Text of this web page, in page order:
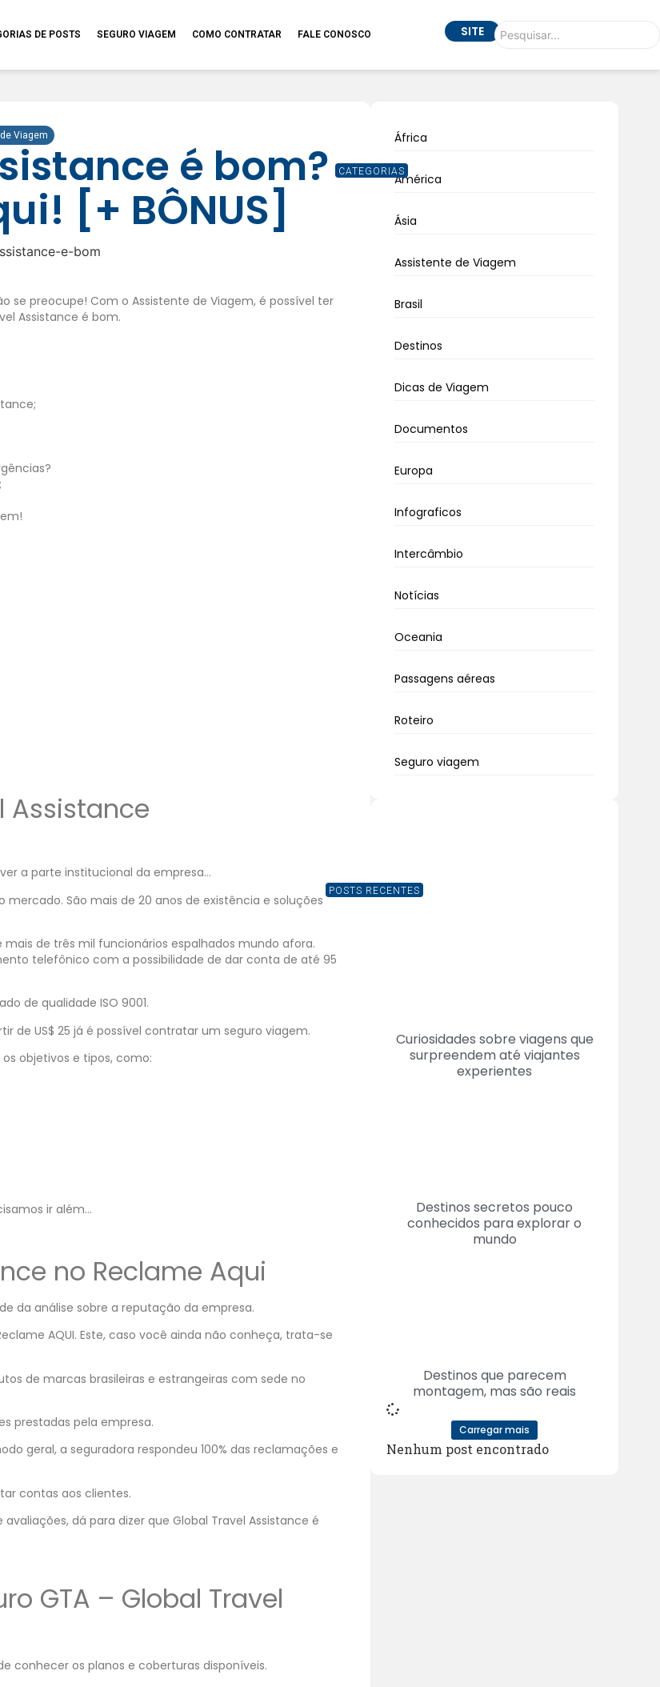
DE POSTS SEGURO VIAGEM COMO CONTRATAR FALE CONOSCO SITE
Viagem
é bom?
[+ BÔNUS]
se preocupe! Com o Assistente de Viagem, é possível ter
Assistance é bom.
Assistance
a parte institucional da empresa…
São mais de 20 anos de existência e soluções
de três mil funcionários espalhados mundo afora.
telefônico com a possibilidade de dar conta de até 95
de qualidade ISO 9001.
de US$ 25 já é possível contratar um seguro viagem.
objetivos e tipos, como:
ir além…
no Reclame Aqui
da análise sobre a reputação da empresa.
AQUI. Este, caso você ainda não conheça, trata-se
de marcas brasileiras e estrangeiras com sede no
prestadas pela empresa.
geral, a seguradora respondeu 100% das reclamações e
contas aos clientes.
dá para dizer que Global Travel Assistance é
GTA – Global Travel
conhecer os planos e coberturas disponíveis.
CATEGORIAS
África
América
Ásia
Assistente de Viagem
Brasil
Destinos
Dicas de Viagem
Documentos
Europa
Infograficos
Intercâmbio
Notícias
Oceania
Passagens aéreas
Roteiro
Seguro viagem
POSTS RECENTES
Curiosidades sobre viagens que
surpreendem até viajantes
experientes
Destinos secretos pouco
conhecidos para explorar o
mundo
Destinos que parecem
montagem, mas são reais
Carregar mais
Nenhum post encontrado